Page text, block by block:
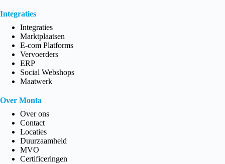
Integraties
Integraties
Marktplaatsen
E-com Platforms
Vervoerders
ERP
Social Webshops
Maatwerk
Over Monta
Over ons
Contact
Locaties
Duurzaamheid
MVO
Certificeringen